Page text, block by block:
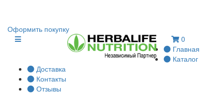
Оформить покупку
0
Главная
Каталог
Доставка
Контакты
Отзывы